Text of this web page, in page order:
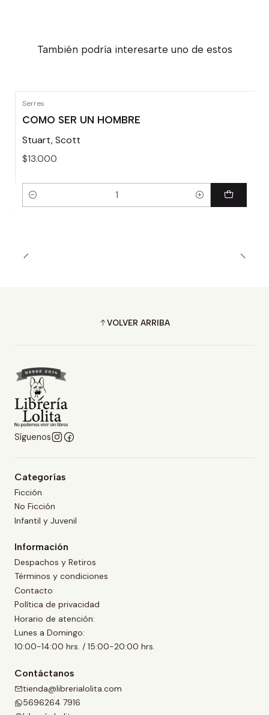
También podría interesarte uno de estos
Serres
COMO SER UN HOMBRE
Stuart, Scott
$13.000
Cantidad
VOLVER ARRIBA
Síguenos
Categorías
Ficción
No Ficción
Infantil y Juvenil
Información
Despachos y Retiros
Términos y condiciones
Contacto
Política de privacidad
Horario de atención:
Lunes a Domingo:
10:00-14:00 hrs. / 15:00-20:00 hrs.
Contáctanos
tienda@librerialolita.com
5696264 7916